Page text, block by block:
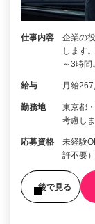
仕事内容
企業の
します
～3時
給与 月給
勤務地
東京都
考慮しま
応募資格
未経験
許不要
後で見る